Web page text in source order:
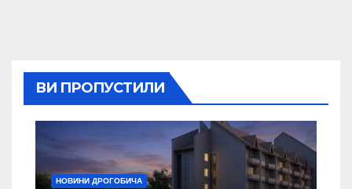
ВИ ПРОПУСТИЛИ
НОВИНИ ДРОГОБИЧА